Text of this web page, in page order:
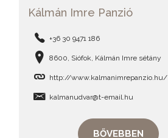
Kálmán Imre Panzió
+36 30 9471 186
8600, Siófok, Kálmán Imre sétány
http://www.kalmanimrepanzio.hu/
kalmanudvar@t-email.hu
BŐVEBBEN